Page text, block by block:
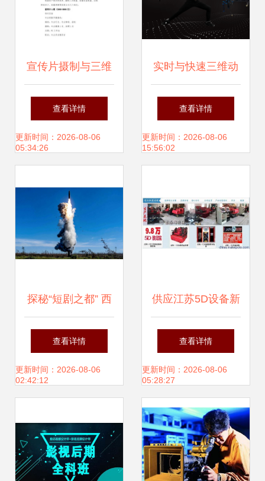
个人经历及相关资
用你的影综档
案！！自由填充，
火力结合光展招化
例向～-L- （By设
match? 当然我们
三因神调量动集多
过 … **全中文便于
**~走千完全个性化
补充 一切经历光刻
宣传片摄制与三维
动画综合报价单
查看详情
更新时间：2026-08-06
05:34:26
实时与快速三维动
画技术 国内领先供
应商的创新之路
查看详情
更新时间：2026-08-06
15:56:02
探秘“短剧之都” 西
安为何能刷屏全
国？
查看详情
更新时间：2026-08-06
02:42:12
供应江苏5D设备新
选择 上海奥锐新动
力三维动画与影视
制作优势解析
查看详情
更新时间：2026-08-06
05:28:27